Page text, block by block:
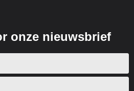
onze nieuwsbrief